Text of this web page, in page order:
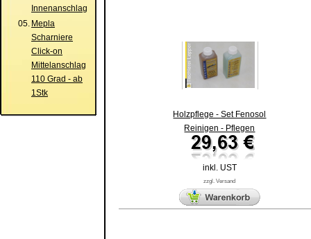
Innenanschlag
05. Mepla
Scharniere
Click-on
Mittelanschlag
110 Grad - ab
1Stk
Holzpflege - Set Fenosol
Reinigen - Pflegen
inkl. UST
zzgl. Versand